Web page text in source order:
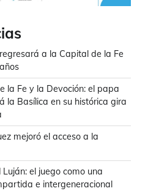
a la Capital de la Fe
la Fe y la Devoción: el papa
la Basílica en su histórica gira
mejoró el acceso a la
el juego como una
e intergeneracional